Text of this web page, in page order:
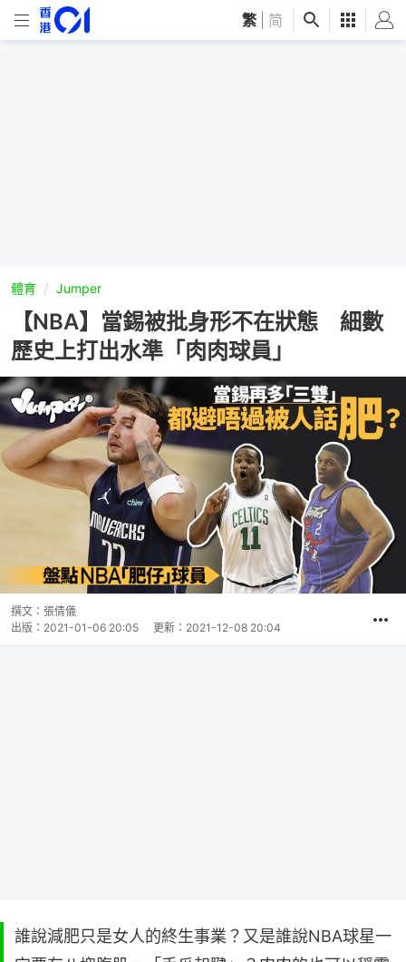
繁 简
體育 Jumper
【NBA】當錫被批身形不在狀態 細數
歷史上打出水準「肉肉球員」
撰文： 張倩儀
出版： 2021-01-06 20:05 更新： 2021-12-08 20:04
誰說減肥只是女人的終生事業？又是誰說NBA球星一